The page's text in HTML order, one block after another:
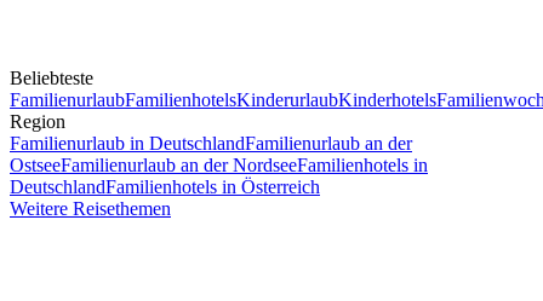
Beliebteste
FamilienurlaubFamilienhotelsKinderurlaubKinderhotels
Region
Familienurlaub in DeutschlandFamilienurlaub an der
OstseeFamilienurlaub an der NordseeFamilienhotels in
DeutschlandFamilienhotels in Österreich
Weitere Reisethemen